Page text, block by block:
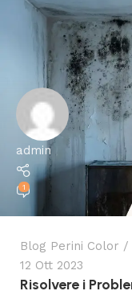
admin
1
Blog Perini Color
12 Ott 2023
Risolvere i